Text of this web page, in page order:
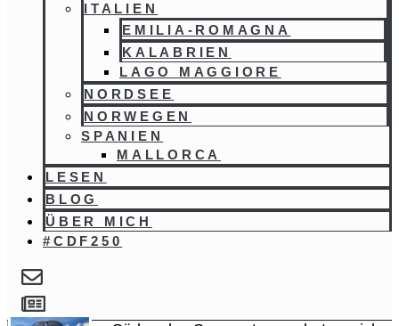
ITALIEN
EMILIA-ROMAGNA
KALABRIEN
LAGO MAGGIORE
NORDSEE
NORWEGEN
SPANIEN
MALLORCA
LESEN
BLOG
ÜBER MICH
#CDF250